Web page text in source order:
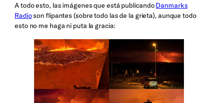
A todo esto, las imágenes que está publicandoDanmarks
Radioson flipantes (sobre todo las de la grieta), aunque todo
esto no me haga ni puta la gracia: